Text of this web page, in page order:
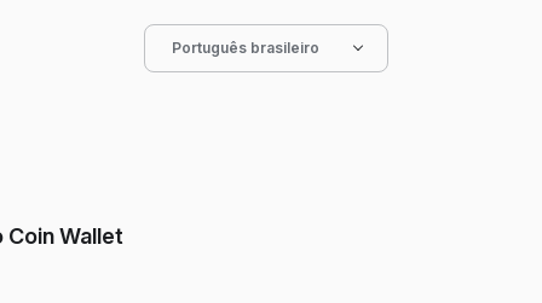
Português brasileiro
Wallet